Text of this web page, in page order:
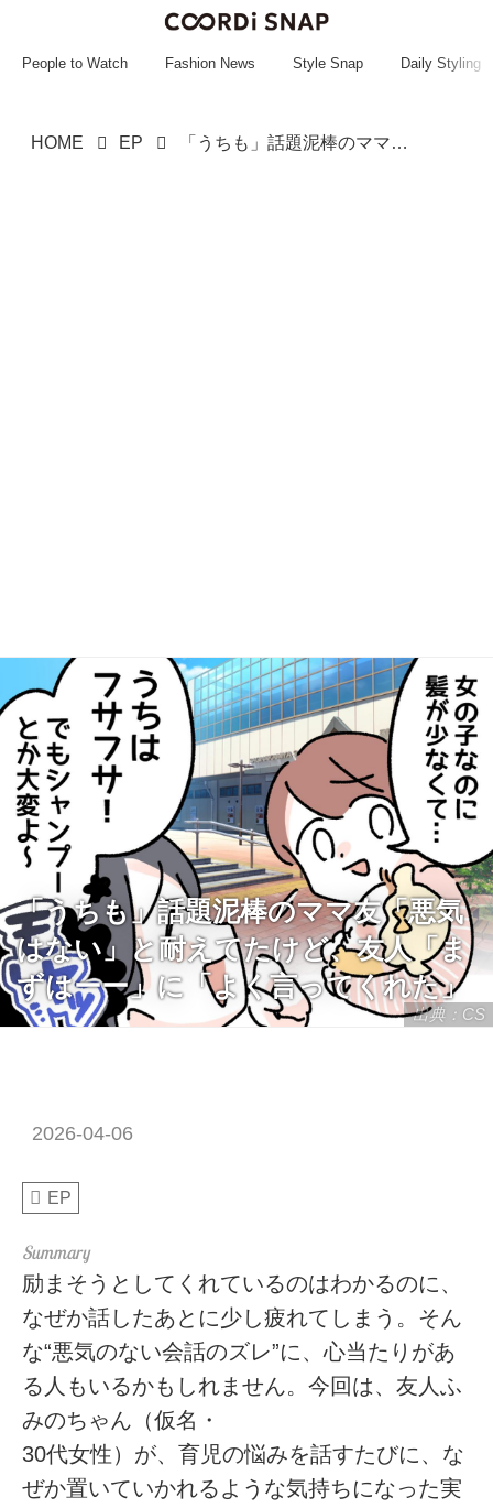
~~~~~~~~~~~
People to Watch Fashion News Style Snap Daily Styling
HOME EP 「うちも」話題泥棒のママ友「悪気はない」と耐えてたけど、友人「まずはーー」に「よく言ってくれた」
出典：CS
「うちも」話題泥棒のママ友「悪気
はない」と耐えてたけど、友人「ま
ずはーー」に「よく言ってくれた」
2026-04-06
EP
励まそうとしてくれているのはわかるのに、
なぜか話したあとに少し疲れてしまう。そん
な“悪気のない会話のズレ”に、心当たりがあ
る人もいるかもしれません。今回は、友人ふ
みのちゃん（仮名・
30代女性）が、育児の悩みを話すたびに、な
ぜか置いていかれるような気持ちになった実